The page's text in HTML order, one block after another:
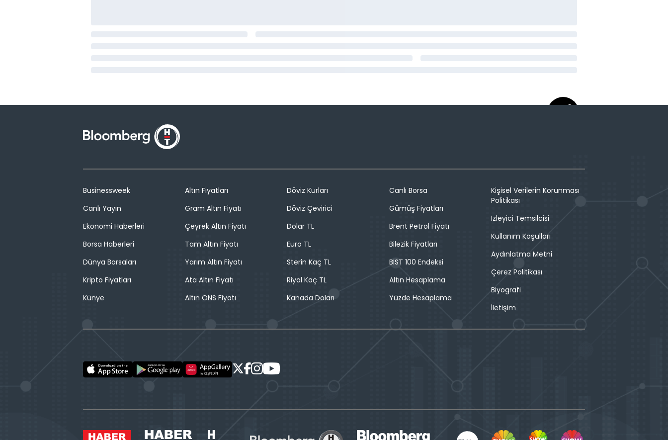
Businessweek
Canlı Yayın
Ekonomi Haberleri
Borsa Haberleri
Dünya Borsaları
Kripto Fiyatları
Künye
Altın Fiyatları
Gram Altın Fiyatı
Çeyrek Altın Fiyatı
Tam Altın Fiyatı
Yarım Altın Fiyatı
Ata Altın Fiyatı
Altın ONS Fiyatı
Döviz Kurları
Döviz Çevirici
Dolar TL
Euro TL
Sterin Kaç TL
Riyal Kaç TL
Kanada Doları
Canlı Borsa
Gümüş Fiyatları
Brent Petrol Fiyatı
Bilezik Fiyatları
BIST 100 Endeksi
Altın Hesaplama
Yüzde Hesaplama
Kişisel Verilerin Korunması
Politikası
İzleyici Temsilcisi
Kullanım Koşulları
Aydınlatma Metni
Çerez Politikası
Biyografi
İletişim